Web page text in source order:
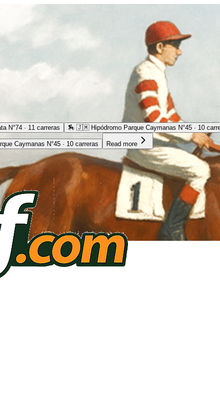
N°74 · 11 carreras 🏇 🇯🇲 Hipódromo Parque Caymanas N°45 · 10
Caymanas N°45 · 10 carreras Read more